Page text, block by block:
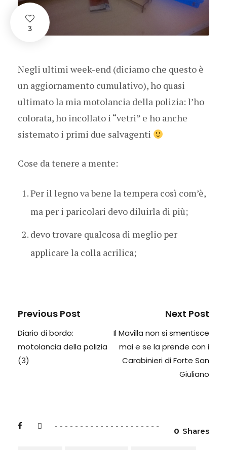
3
Negli ultimi week-end (diciamo che questo è
un aggiornamento cumulativo), ho quasi
ultimato la mia motolancia della polizia: l’ho
colorata, ho incollato i “vetri” e ho anche
sistemato i primi due salvagenti
Cose da tenere a mente:
Per il legno va bene la tempera così com’è,
ma per i paricolari devo diluirla di più;
devo trovare qualcosa di meglio per
applicare la colla acrilica;
Previous Post
Diario di bordo:
motolancia della polizia
(3)
Next Post
Il Mavilla non si smentisce
mai e se la prende con i
Carabinieri di Forte San
Giuliano
0 Shares